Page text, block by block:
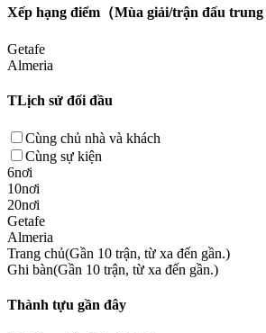
Xếp hạng điểm（Mùa giải/trận đấu trung
Getafe
Almeria
TLịch sử đối đầu
Cùng chủ nhà và khách
Cùng sự kiện
6nơi
10nơi
20nơi
Getafe
Almeria
Trang chủ(Gần 10 trận, từ xa đến gần.)
Ghi bàn(Gần 10 trận, từ xa đến gần.)
Thành tựu gần đây